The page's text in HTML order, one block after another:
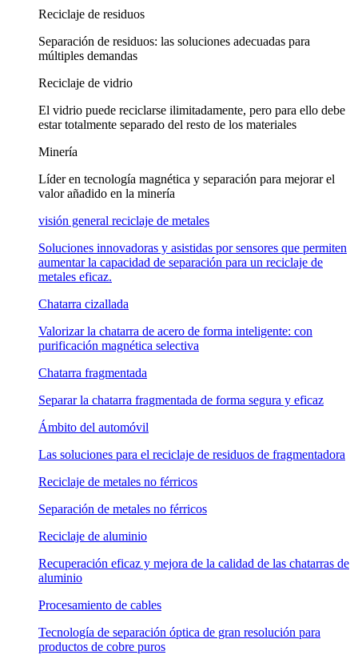
Reciclaje de residuos
Separación de residuos: las soluciones adecuadas para
múltiples demandas
Reciclaje de vidrio
El vidrio puede reciclarse ilimitadamente, pero para ello debe
estar totalmente separado del resto de los materiales
Minería
Líder en tecnología magnética y separación para mejorar el
valor añadido en la minería
visión general reciclaje de metales
Soluciones innovadoras y asistidas por sensores que permiten
aumentar la capacidad de separación para un reciclaje de
metales eficaz.
Chatarra cizallada
Valorizar la chatarra de acero de forma inteligente: con
purificación magnética selectiva
Chatarra fragmentada
Separar la chatarra fragmentada de forma segura y eficaz
Ámbito del automóvil
Las soluciones para el reciclaje de residuos de fragmentadora
Reciclaje de metales no férricos
Separación de metales no férricos
Reciclaje de aluminio
Recuperación eficaz y mejora de la calidad de las chatarras de
aluminio
Procesamiento de cables
Tecnología de separación óptica de gran resolución para
productos de cobre puros